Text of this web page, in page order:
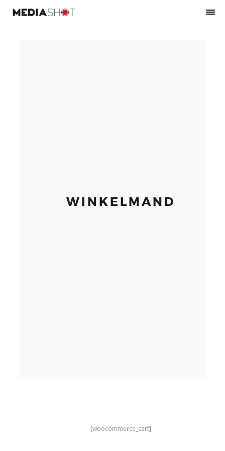
WINKELMAND
[woocommerce_cart]